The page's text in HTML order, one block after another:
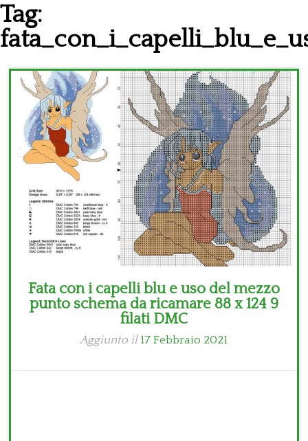
Ultimi schemi
Alfabeto
Bambini
Disney
Thun
Tag:
Fata con i capelli blu e uso del mezzo
punto schema da ricamare 88 x 124 9
filati DMC
Aggiunto il 17 Febbraio 2021